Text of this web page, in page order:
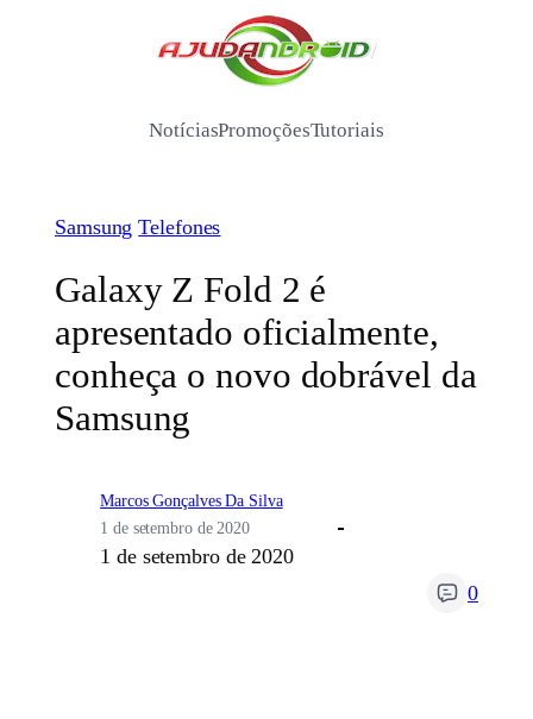
/
NotíciasPromoçõesTutoriais
Samsung Telefones
Galaxy Z Fold 2 é
apresentado oficialmente,
conheça o novo dobrável da
Samsung
Marcos Gonçalves Da Silva
1 de setembro de 2020
1 de setembro de 2020
0